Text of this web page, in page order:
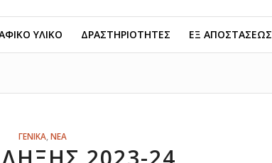
ΥΛΙΚΟ ΔΡΑΣΤΗΡΙΟΤΗΤΕΣ ΕΞ ΑΠΟΣΤΑΣΕΩΣ
ΓΕΝΙΚΑ, ΝΕΑ